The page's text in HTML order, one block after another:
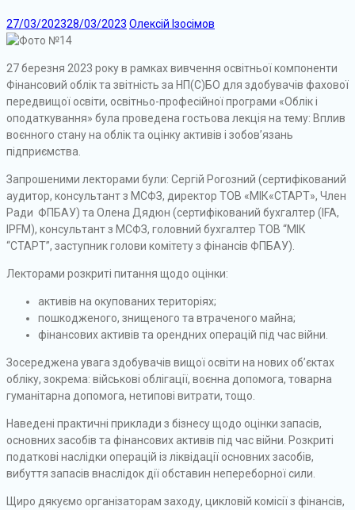
27/03/202328/03/2023 Олексій Ізосімов
27 березня 2023 року в рамках вивчення освітньої компоненти
Фінансовий облік та звітність за НП(С)БО для здобувачів фахової
передвищої освіти, освітньо-професійної програми «Облік і
оподаткування» була проведена гостьова лекція на тему: Вплив
воєнного стану на облік та оцінку активів і зобов’язань
підприємства.
Запрошеними лекторами були: Сергій Рогозний (сертифікований
аудитор, консультант з МСФЗ, директор ТОВ «МІК«СТАРТ», Член
Ради ФПБАУ) та Олена Дядюн (сертифікований бухгалтер (IFA,
IPFM), консультант з МСФЗ, головний бухгалтер ТОВ “МІК
“СТАРТ”, заступник голови комітету з фінансів ФПБАУ).
Лекторами розкриті питання щодо оцінки:
активів на окупованих територіях;
пошкодженого, знищеного та втраченого майна;
фінансових активів та орендних операцій під час війни.
Зосереджена увага здобувачів вищої освіти на нових об’єктах
обліку, зокрема: військові облігації, воєнна допомога, товарна
гуманітарна допомога, нетипові витрати, тощо.
Наведені практичні приклади з бізнесу щодо оцінки запасів,
основних засобів та фінансових активів під час війни. Розкриті
податкові наслідки операцій із ліквідації основних засобів,
вибуття запасів внаслідок дії обставин непереборної сили.
Щиро дякуємо організаторам заходу, цикловій комісії з фінансів,